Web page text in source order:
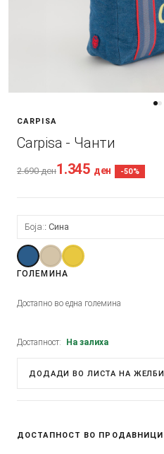
CARPISA
Carpisa - Чанти
2.690ден1.345 ден -50%
Боја: Сина
ГОЛЕМИНА
Достапно во една големина
Достапност: На залиха
ДОДАДИ ВО ЛИСТА НА ЖЕЛБИ
ДОСТАПНОСТ ВО ПРОДАВНИЦИ